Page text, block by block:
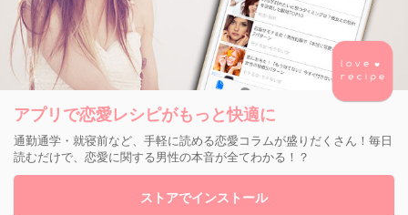
アプリで恋愛レシピがもっと快適に
通勤通学・就寝前など、手軽に読める恋愛コラムが盛りだくさん！毎日
読むだけで、恋愛に関する男性の本音が全てわかる！？
ストアでインストール